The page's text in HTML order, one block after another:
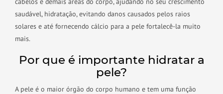
saudável, hidratação, evitando danos causados pelos raios
solares e até fornecendo cálcio para a pele fortalecê-la muito
mais.
Por que é importante hidratar a
pele?
A pele é o maior órgão do corpo humano e tem uma função